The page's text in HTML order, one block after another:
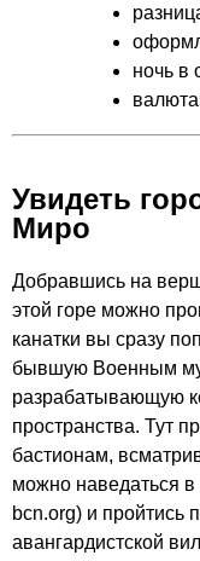
ночь в
Увидеть
Миро
Добравшись на
этой горе можно
канатки вы сразу
бывшую Военным
разрабатывающую
пространства. Тут
бастионам,
можно наведаться
bcn.org) и пройтись
авангардистской